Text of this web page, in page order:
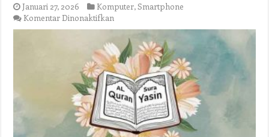
Januari 27, 2026 Komputer,Smartphone
Komentar Dinonaktifkan
Surat
Yasin
PDF
Full
83
Ayat
Disertai
Latin
&
Terjemahan